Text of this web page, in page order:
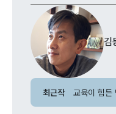
김
최근작 교육이 힘든